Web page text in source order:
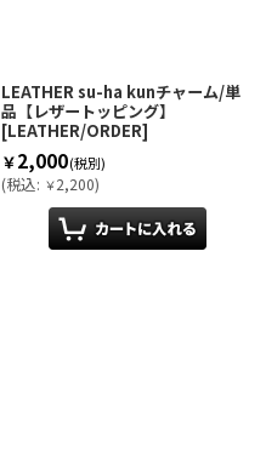
LEATHER su-ha kunチャーム/単
品【レザートッピング】
[LEATHER/ORDER]
￥2,000(税別)
(税込: ￥2,200)